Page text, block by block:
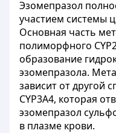
Эзомепразол
участием системы
Основная часть
полиморфного
образование
эзомепразола.
зависит от другой
CYP3A4, которая
эзомепразол
в плазме крови.